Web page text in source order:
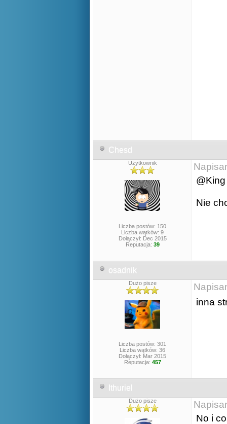
Chesd
Użytkownik
Liczba postów: 150
Liczba wątków: 9
Dołączył: Dec 2015
Reputacja: 39
Nie
osadnik
Dużo pisze
Liczba postów: 301
Liczba wątków: 36
Dołączył: Mar 2015
Reputacja: 457
inna
Ithuriel
Dużo pisze
No i